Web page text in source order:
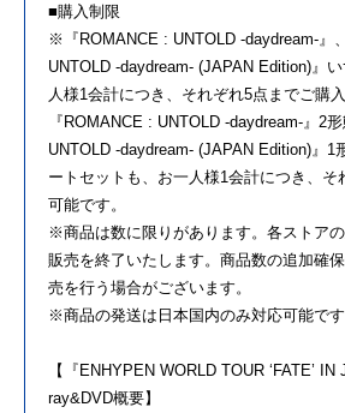
■購入制限
※『ROMANCE : UNTOLD -daydream-』
UNTOLD -daydream- (JAPAN Edition)』
人様1会計につき、それぞれ5点までご購入
『ROMANCE : UNTOLD -daydream-』2
UNTOLD -daydream- (JAPAN Edition)』1
ートセットも、お一人様1会計につき、そ
可能です。
※商品は数に限りがあります。各ストアの
販売を終了いたします。商品数の追加確
売を行う場合がございます。
※商品の発送は日本国内のみ対応可能です
【『ENHYPEN WORLD TOUR ‘FATE’
ray&DVD概要】